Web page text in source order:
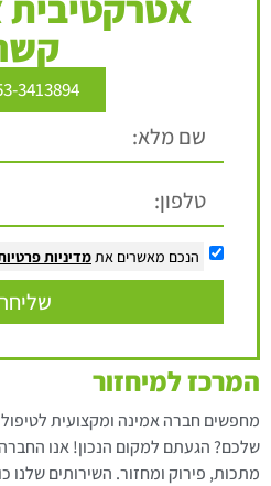
3413894
הנכם מאשרים אתמדיניות
המרכז למיחזור
מחפשים חברה אמינה ומקצועית
שלכם? הגעתם למקום הנכון! אנו החברה
מתכות, פירוק ומחזור. השירותים שלנו